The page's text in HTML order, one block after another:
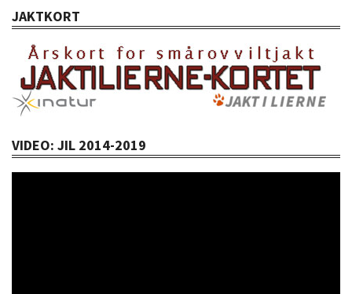
JAKTKORT
VIDEO: JIL 2014-2019